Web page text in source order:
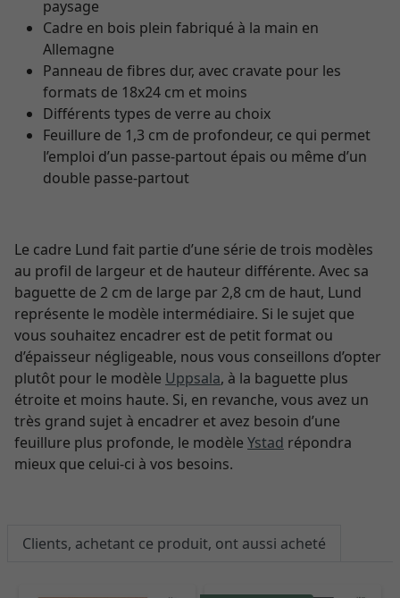
paysage
Cadre en bois plein fabriqué à la main en
Allemagne
Panneau de fibres dur, avec cravate pour les
formats de 18x24 cm et moins
Différents types de verre au choix
Feuillure de 1,3 cm de profondeur, ce qui permet
l’emploi d’un passe-partout épais ou même d’un
double passe-partout
Le cadre Lund fait partie d’une série de trois modèles
au profil de largeur et de hauteur différente. Avec sa
baguette de 2 cm de large par 2,8 cm de haut, Lund
représente le modèle intermédiaire. Si le sujet que
vous souhaitez encadrer est de petit format ou
d’épaisseur négligeable, nous vous conseillons d’opter
plutôt pour le modèle Uppsala, à la baguette plus
étroite et moins haute. Si, en revanche, vous avez un
très grand sujet à encadrer et avez besoin d’une
feuillure plus profonde, le modèle Ystad répondra
mieux que celui-ci à vos besoins.
Clients, achetant ce produit, ont aussi acheté